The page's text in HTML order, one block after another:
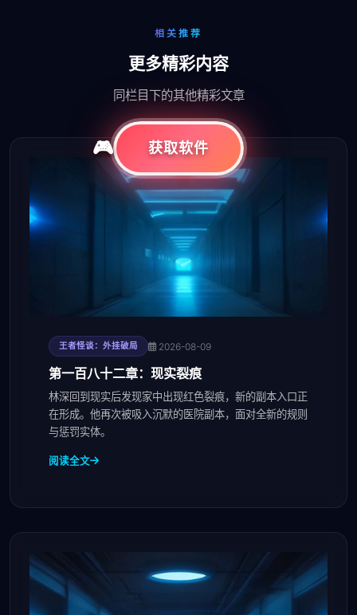
相关推荐
更多精彩内容
同栏目下的其他精彩文章
王者怪谈：外挂破局 2026-08-09
第一百八十二章：现实裂痕
林深回到现实后发现家中出现红色裂痕，新的副本入口正
在形成。他再次被吸入沉默的医院副本，面对全新的规则
与惩罚实体。
阅读全文
获取软件